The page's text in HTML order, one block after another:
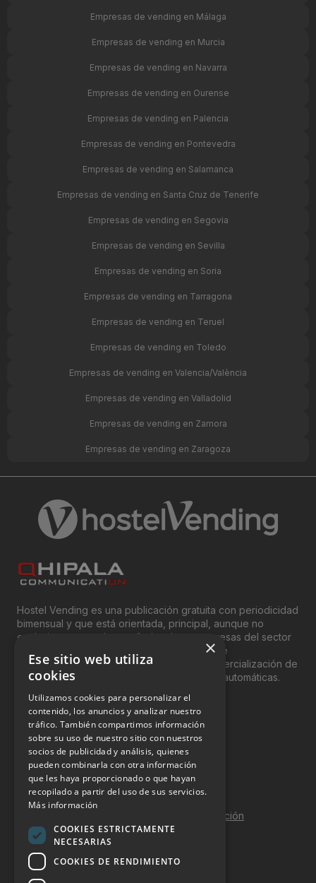
Empresas de vending en Málaga
Empresas de vending en Murcia
Empresas de vending en Navarra
Empresas de vending en Ourense
Empresas de vending en Palencia
Empresas de vending en Pontevedra
Empresas de vending en Salamanca
Empresas de vending en Santa Cruz de Tenerife
Empresas de vending en Segovia
Empresas de vending en Sevilla
Empresas de vending en Soria
Empresas de vending en Tarragona
Empresas de vending en Teruel
Empresas de vending en Toledo
Empresas de vending en Valencia/València
Empresas de vending en Valladolid
Empresas de vending en Zamora
Empresas de vending en Zaragoza
Hostel Vending es una publicación gratuita con periodicidad
bimensual y que está orientada, principal, aunque no
exclusivamente, a los profesionales y empresas del sector
del “Vending”; nombre con el que se conoce
genéricamente entre profesionales a la comercialización de
productos y servicios a través de máquinas automáticas.
INFORMACIÓN LEGAL
Aviso Legal
Política de Privacidad
Política de Cookies
Política de calidad y seguridad de la información
Contacto
×
Ese sitio web utiliza
cookies
Utilizamos cookies para personalizar el
contenido, los anuncios y analizar nuestro
tráfico. También compartimos información
sobre su uso de nuestro sitio con nuestros
socios de publicidad y análisis, quienes
pueden combinarla con otra información
que les haya proporcionado o que hayan
recopilado a partir del uso de sus servicios.
Más información
COOKIES ESTRICTAMENTE
NECESARIAS
COOKIES DE RENDIMIENTO